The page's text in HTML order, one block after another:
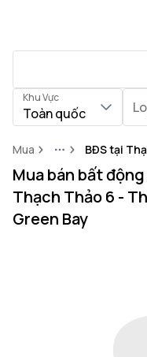
Khu Vực
Toàn quốc
Mua MoreBĐS tại
Mua bán bất
Thạch Thảo 6 -
Green Bay